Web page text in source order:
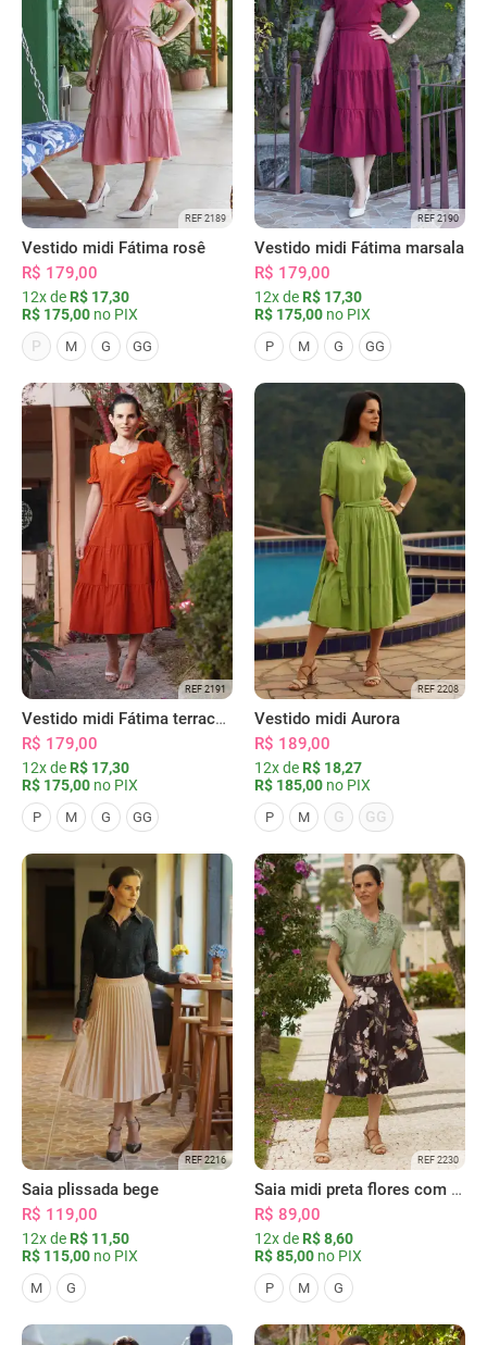
REF 2189
Vestido midi Fátima rosê
R$ 179,00
12x de R$ 17,30
R$ 175,00 no PIX
P
M G GG
REF 2190
Vestido midi Fátima marsala
R$ 179,00
12x de R$ 17,30
R$ 175,00 no PIX
P M G GG
REF 2191
Vestido midi Fátima terracota
R$ 179,00
12x de R$ 17,30
R$ 175,00 no PIX
P M G GG
REF 2208
Vestido midi Aurora
R$ 189,00
12x de R$ 18,27
R$ 185,00 no PIX
P M G GG
REF 2216
Saia plissada bege
R$ 119,00
12x de R$ 11,50
R$ 115,00 no PIX
M G
REF 2230
Saia midi preta flores com bolsos
R$ 89,00
12x de R$ 8,60
R$ 85,00 no PIX
P M G